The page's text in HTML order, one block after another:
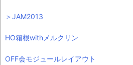
＞JAM2013
HO箱根withメルクリン
OFF会モジュールレイアウト